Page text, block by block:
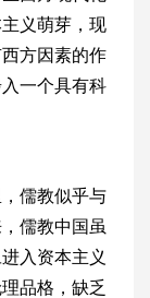
义萌芽，现
方因素的作
一个具有科
儒教似乎与
儒教中国虽
入资本主义
品格，缺乏